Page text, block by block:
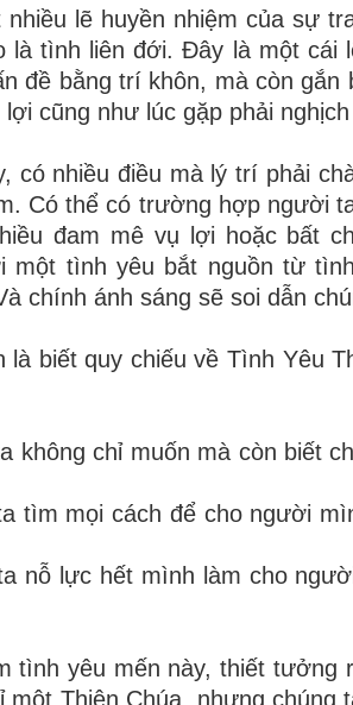
lẽ huyền nhiệm của sự
tình liên đới. Đây là một cái
đề bằng trí khôn, mà còn
cũng như lúc gặp phải
có nhiều điều mà lý trí phải
Có thể có trường hợp người
đam mê vụ lợi hoặc bất
một tình yêu bắt nguồn từ
chính ánh sáng sẽ soi dẫn
biết quy chiếu về Tình Yêu
không chỉ muốn mà còn biết
tìm mọi cách để cho người
nỗ lực hết mình làm cho
tình yêu mến này, thiết tưởng
một Thiên Chúa, nhưng